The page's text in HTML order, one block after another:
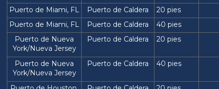
Puerto de Miami, FL Puerto de Caldera
20 pies
Puerto de Miami, FL
Puerto de Caldera
40 pies
Puerto de Nueva
York/Nueva Jersey
Puerto de Caldera 20 pies
Puerto de Nueva
York/Nueva Jersey
Puerto de Caldera 40 pies